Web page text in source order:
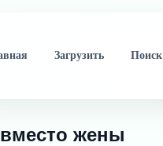
Загрузить Поиск
жены